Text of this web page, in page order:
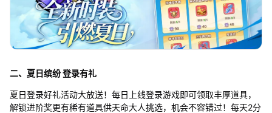
二、夏日缤纷 登录有礼
夏日登录好礼活动大放送！每日上线登录游戏即可领取丰厚道具，
解锁进阶奖更有稀有道具供天命大人挑选，机会不容错过！每天2分